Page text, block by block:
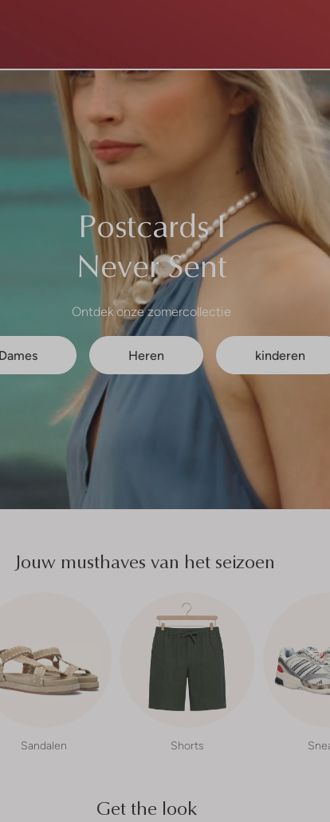
Postcards I
Never Sent
Ontdek onze zomercollectie
Dames Heren kinderen
Jouw musthaves van het seizoen
Sandalen Shorts
Get the look